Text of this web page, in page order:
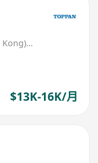
TOPPAN Information Solution (Hong Kong) Limited
$13K-16K/月